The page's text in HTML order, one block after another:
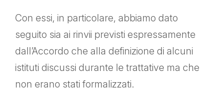
Con essi, in particolare, abbiamo dato
seguito sia ai rinvii previsti espressamente
dall’Accordo che alla definizione di alcuni
istituti discussi durante le trattative ma che
non erano stati formalizzati.